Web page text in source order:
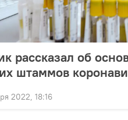
рассказал об
штаммов
2022, 18:16